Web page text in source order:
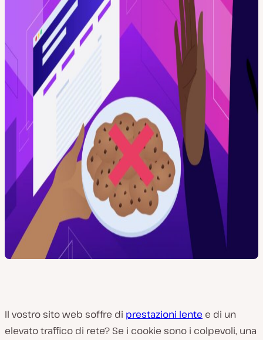
Il vostro sito web soffre di prestazioni lente e di un
elevato traffico di rete? Se i cookie sono i colpevoli, una